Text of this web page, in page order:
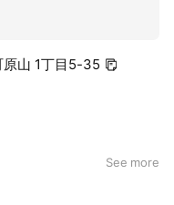
山 1丁目5-35
See more